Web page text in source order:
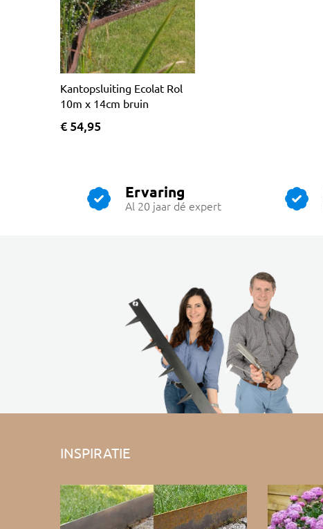
Kantopsluiting Ecolat Rol
10m x 14cm bruin
€ 54,95
Ervaring
Al 20 jaar dé expert
INSPIRATIE